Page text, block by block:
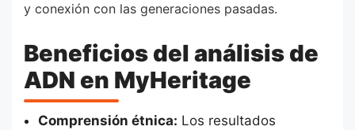
y conexión con las generaciones pasadas.
Beneficios del análisis de
ADN en MyHeritage
Comprensión étnica: Los resultados